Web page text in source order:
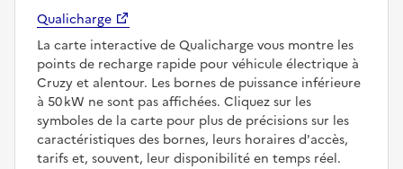
Qualicharge
La carte interactive de Qualicharge vous montre les
points de recharge rapide pour véhicule électrique à
Cruzy et alentour. Les bornes de puissance inférieure
à 50 kW ne sont pas affichées. Cliquez sur les
symboles de la carte pour plus de précisions sur les
caractéristiques des bornes, leurs horaires d'accès,
tarifs et, souvent, leur disponibilité en temps réel.